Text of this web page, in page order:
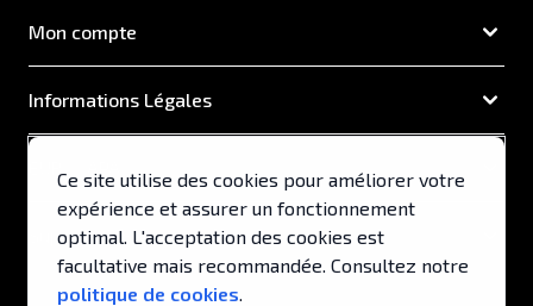
Mon compte
Informations Légales
Support & Services
Ce site utilise des cookies pour améliorer votre
expérience et assurer un fonctionnement
optimal. L'acceptation des cookies est
facultative mais recommandée. Consultez notre
politique de cookies.